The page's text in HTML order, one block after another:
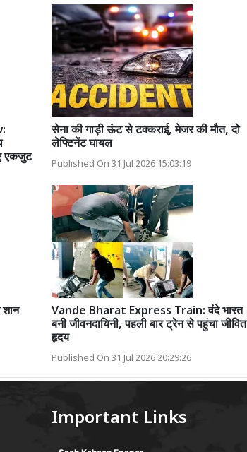
एकजुट
सेना की गाड़ी ऊंट से टक्कराई, मेजर की मौत, दो
लेफ्टिनेंट घायल
Published On 31 Jul 2026 15:03:19
Vande Bharat Express Train: वंदे भारत
बनी जीवनदायिनी, पहली बार ट्रेन से पहुंचा जीवित
हृदय
Published On 31 Jul 2026 20:29:26
Important Links